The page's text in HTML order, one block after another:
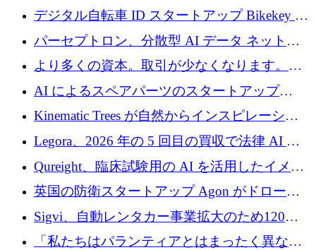
規模拡大を支援するために11億ユーロのファ
ンドVIを閉鎖
デジタル自転車 ID スタートアップ Bikekey が
TÖNNJES への投資を確保
パーセプトロン、分散型 AI データ ネットワ
ークの構築に 650 万ドルを調達
より多くの資本。取引が少なくなります。
2026 年上半期がヨーロッパのテクノロジーに
ついて語ること
AI によるスペアパーツのスタートアップ
Intropy が 1,100 万ドルを調達
Kinematic Trees が自然からインスピレーショ
ンを得たロボット ソフトウェアを拡張するた
めに 58 万 5,000 ポンドを調達
Legora、2026 年の 5 回目の買収で法律 AI ス
タートアップ Wexler を買収
Qureight、臨床試験用の AI を活用したイメー
ジング プラットフォームを拡張するためにシ
リーズ B で 2,000 万ドルを確保
英国の防衛スタートアップ Agon がドローン
攻撃に対抗する仮想戦場を構築、3,000 万ドル
を調達
Sigvi、自動レンタカー事業拡大のため120万
ユーロを調達
「私たちはパランティアとはまったく異なる